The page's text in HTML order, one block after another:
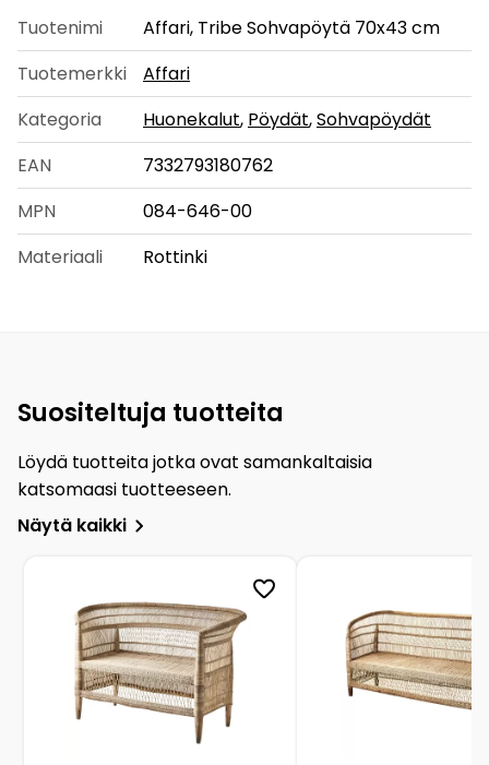
Tuotenimi
Affari, Tribe Sohvapöytä 70x43 cm
Tuotemerkki
Affari
Kategoria
Huonekalut, Pöydät,Sohvapöydät
EAN
7332793180762
MPN
084-646-00
Materiaali
Rottinki
Suositeltuja tuotteita
Löydä tuotteita jotka ovat samankaltaisia
katsomaasi tuotteeseen.
Näytä kaikki